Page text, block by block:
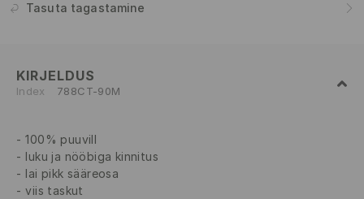
Tasuta tagastamine
KIRJELDUS
Index 788CT-90M
100% puuvill
luku ja nööbiga kinnitus
lai pikk sääreosa
viis taskut